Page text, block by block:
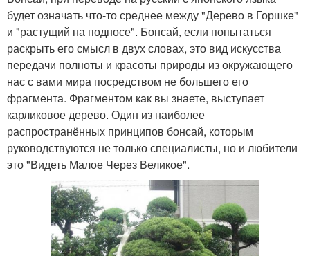
будет означать что-то среднее между "Дерево в Горшке"
и "растущий на подносе". Бонсай, если попытаться
раскрыть его смысл в двух словах, это вид искусства
передачи полноты и красоты природы из окружающего
нас с вами мира посредством не большего его
фрагмента. Фрагментом как вы знаете, выступает
карликовое дерево. Один из наиболее
распространённых принципов бонсай, которым
руководствуются не только специалисты, но и любители
это "Видеть Малое Через Великое".